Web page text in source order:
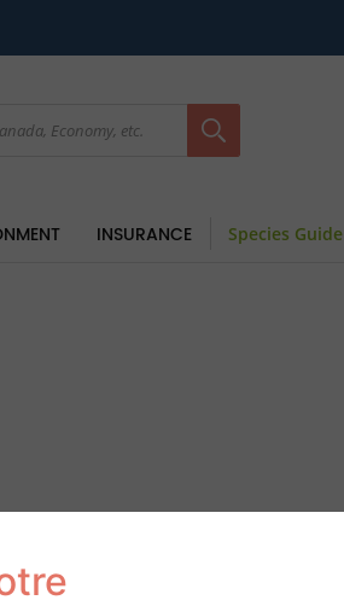
INSURANCE Species Guide